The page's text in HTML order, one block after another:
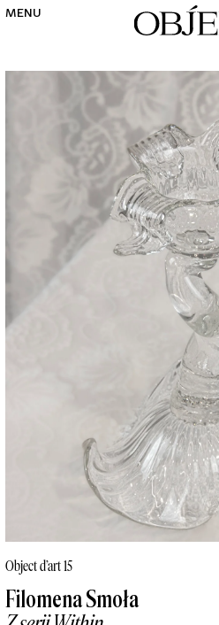
MENU
Object d’art 15
Filomena Smoła